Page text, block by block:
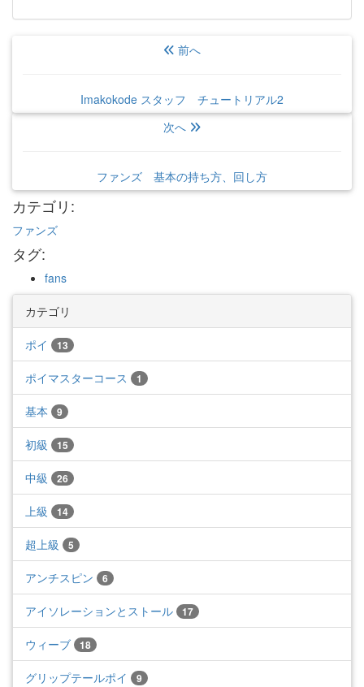
前へ
Imakokode スタッフ チュートリアル2
次へ
ファンズ 基本の持ち方、回し方
カテゴリ:
ファンズ
タグ:
fans
カテゴリ
ポイ 13
ポイマスターコース 1
基本 9
初級 15
中級 26
上級 14
超上級 5
アンチスピン 6
アイソレーションとストール 17
ウィーブ 18
グリップテールポイ 9